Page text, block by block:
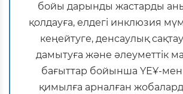
бойы дарынды жастарды
қолдауға, елдегі инклюзия
кеңейтуге, денсаулық
дамытуға және әлеуметтік
бағыттар бойынша ҮЕҰ-мен
қимылға арналған